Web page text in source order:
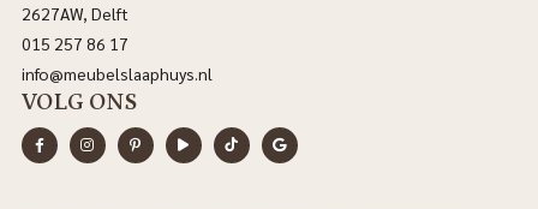
2627AW, Delft
015 257 86 17
info@meubelslaaphuys.nl
VOLG ONS